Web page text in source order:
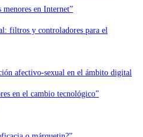
menores en Internet”
filtros y controladores para el
afectivo-sexual en el ámbito digital
en el cambio tecnológico”